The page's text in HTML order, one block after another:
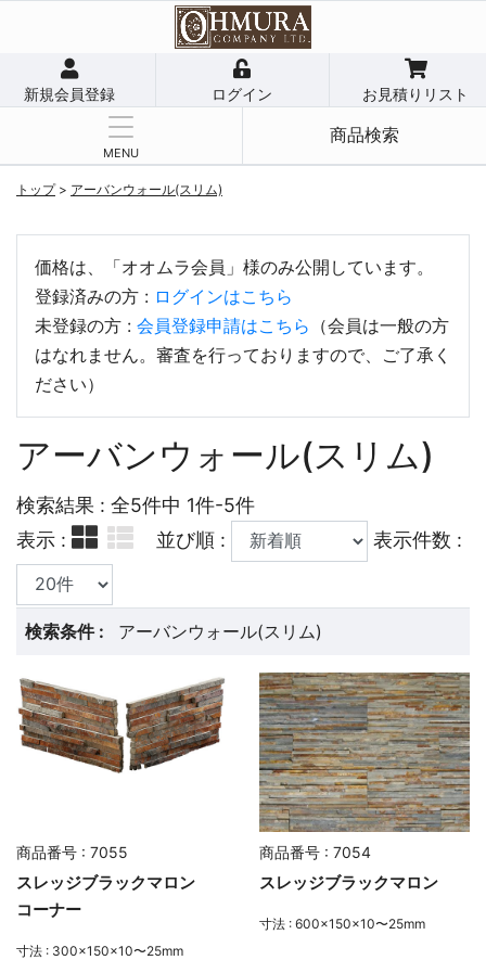
新規会員登録 ログイン お見積りリスト
MENU
商品検索
トップ> アーバンウォール(スリム)
価格は、「オオムラ会員」様のみ公開しています。
登録済みの方 : ログインはこちら
未登録の方 : 会員登録申請はこちら （会員は一般の方
はなれません。審査を行っておりますので、ご了承く
ださい）
アーバンウォール(スリム)
検索結果 : 全5件中 1件-5件
表示 :
並び順 : 表示件数 :
検索条件 : アーバンウォール(スリム)
商品番号 : 7055
スレッジブラックマロン
コーナー
寸法 : 300×150×10〜25mm
商品番号 : 7054
スレッジブラックマロン
寸法 : 600×150×10〜25mm